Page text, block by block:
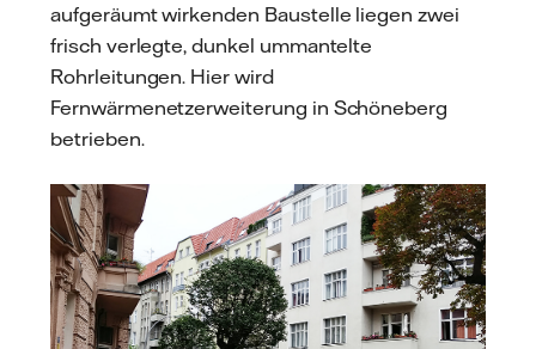
aufgeräumt wirkenden Baustelle liegen zwei
frisch verlegte, dunkel ummantelte
Rohrleitungen. Hier wird
Fernwärmenetzerweiterung in Schöneberg
betrieben.